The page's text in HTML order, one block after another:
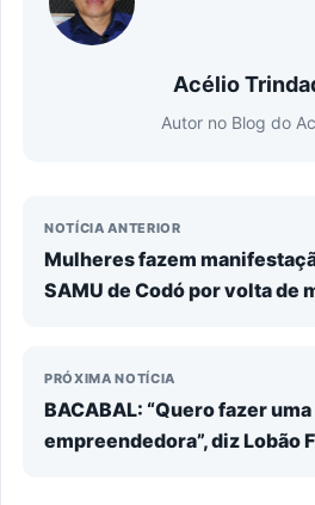
Acélio
Autor no Blog do
NOTÍCIA ANTERIOR
Mulheres fazem
SAMU de Codó por volta de
PRÓXIMA NOTÍCIA
BACABAL: “Quero fazer
empreendedora”, diz Lobão